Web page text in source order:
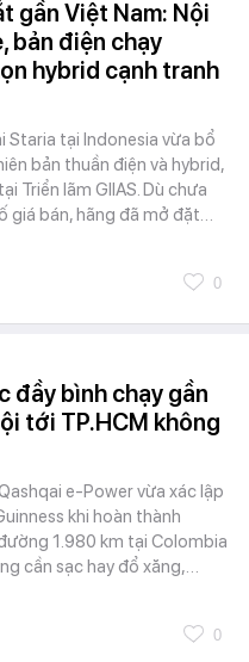
gần Việt Nam: Nội
bản điện chạy
hybrid cạnh tranh
Staria tại Indonesia vừa bổ
bản thuần điện và hybrid,
Triển lãm GIIAS. Dù chưa
giá bán, hãng đã mở đặt…
0
đầy bình chạy gần
tới TP.HCM không
e-Power vừa xác lập
khi hoàn thành
1.980 km tại Colombia
cần sạc hay đổ xăng,…
0